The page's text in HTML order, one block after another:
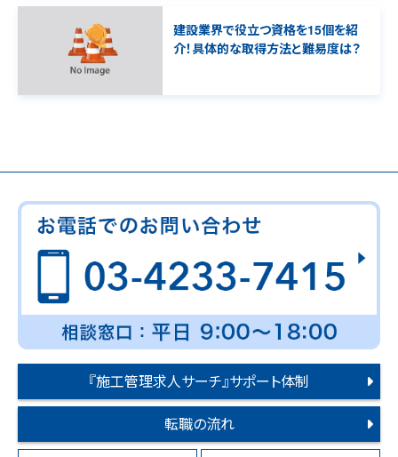
建設業界で役立つ資格を15個を紹
介！具体的な取得方法と難易度は？
『施工管理求人サーチ』サポート体制
転職の流れ